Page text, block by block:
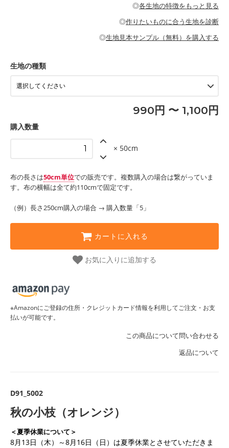
・カーテン、エプロン、テーブルクロスなどの暮らしのアイテム
・パンツ、タックスカートなどのボトムス
もっと詳しく見る
耐久性があります。トートバッグ・ポーチ・ペンケースなどの布
小物、インテリア用品に向いています。
・工作用エプロン
もっと詳しく見る
◎各生地の特徴をもっと見る
◎作りたいものに合う生地を診断
◎生地見本サンプル（無料）を購入する
生地の種類
990円 〜 1,100円
購入数量
× 50cm
布の長さは50cm単位での販売です。複数購入の場合は繋がっていま
す。布の横幅は全て約110cmで固定です。
（例）長さ250cm購入の場合 → 購入数量「5」
カートに入れる
お気に入りに追加する
※Amazonにご登録の住所・クレジットカード情報を利用してご注文・お支
払いが可能です。
この商品について問い合わせる
返品について
D91_5002
秋の小枝（オレンジ）
＜夏季休業について＞
8月13日（木）～8月16日（日）は夏季休業とさせていただきま